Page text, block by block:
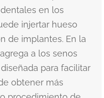
en los
injertar hueso
de implantes. En la
a los senos
para facilitar
obtener más